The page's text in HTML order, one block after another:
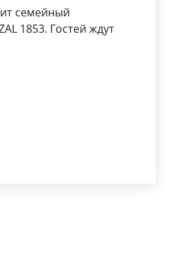
семейный
1853. Гостей ждут